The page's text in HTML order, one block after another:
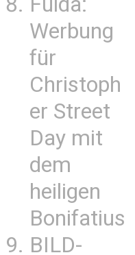
Werbung
für
Christoph
er Street
Day mit
dem
heiligen
Bonifatius
BILD-